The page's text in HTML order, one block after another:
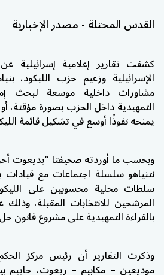
القدس المحتلة - مصدر الإخبارية
كشفت تقارير إعلامية إسرائيلية
الإسرائيلية وزعيم حزب الليكود،
مشاورات داخلية موسعة لبحث
التمهيدية داخل الحزب بصورة مؤقتة،
يمنحه نفوذًا أوسع في تشكيل قائمة
وبحسب ما أوردته صحيفتا “يديعوت
نتنياهو سلسلة اجتماعات مع
سلطات محلية محسوبين على
المرشحين للانتخابات المقبلة،
بالقراءة التمهيدية على مشروع قانون
وذكرت التقارير أن رئيس مركز
موديعين – مكابيم – ريعوت،